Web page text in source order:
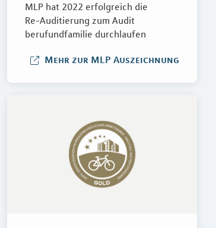
MLP hat 2022 erfolgreich die
Re-Auditierung zum Audit
berufundfamilie durchlaufen
Mehr zur MLP Auszeichnung